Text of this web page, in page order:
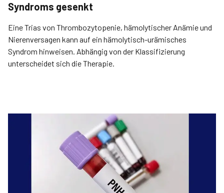
Syndroms gesenkt
Eine Trias von Thrombozytopenie, hämolytischer Anämie und
Nierenversagen kann auf ein hämolytisch-urämisches
Syndrom hinweisen. Abhängig von der Klassifizierung
unterscheidet sich die Therapie.